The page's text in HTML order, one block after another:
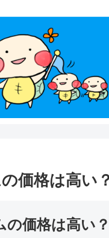
価格は高い
価格は高い